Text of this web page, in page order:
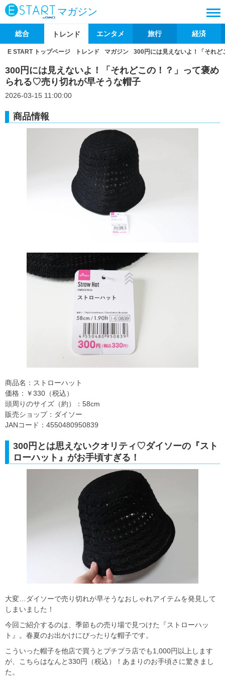
マガジン
総合 トレンド エンタメ 旅行 経済
E START トップページ トレンド マガジン 300円には見えないよ！「それ
300円には見えないよ！「それどこの！？」って褒め
られる♡売り切れが早そうな帽子
2026-03-15 11:00:00
商品情報
商品名：ストローハット
価格：￥330（税込）
頭周りのサイズ（約）：58cm
販売ショップ：ダイソー
JANコード：4550480950839
300円とは思えないクオリティ♡ダイソーの『スト
ローハット』がお手頃すぎる！
大変…ダイソーで売り切れが早そうなおしゃれアイテムを発見して
しまいました！
今回ご紹介するのは、季節もの売り場で見つけた『ストローハッ
ト』。春夏のお出かけにぴったりな帽子です。
こういった帽子を他店で買うとプチプラ店でも1,000円以上します
が、こちらはなんと330円（税込）！あまりのお手頃さに驚きまし
た。